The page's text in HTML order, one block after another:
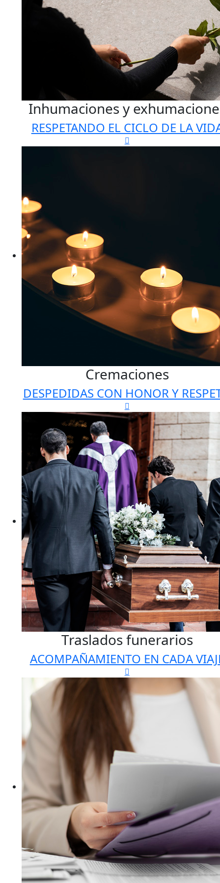
Inhumaciones y
RESPETANDO EL CICLO DE LA
Cremaciones
DESPEDIDAS CON HONOR Y
Traslados funerarios
ACOMPAÑAMIENTO EN CADA